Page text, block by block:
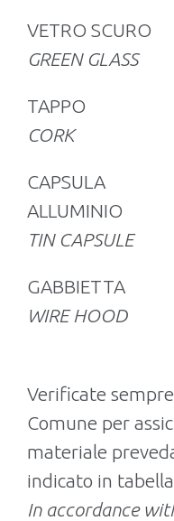
VETRO SCURO
GREEN GLASS
TAPPO
CORK
CAPSULA
ALLUMINIO
TIN CAPSULE
GABBIETTA
WIRE HOOD
Verificate
Comune per
materiale
indicato in
In accordance